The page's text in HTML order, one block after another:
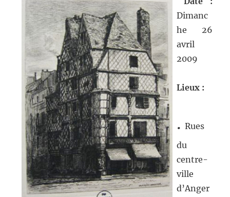
Dimanc
he 26
avril
2009
Lieux :
.Rues
du
centre-
ville
d’Anger